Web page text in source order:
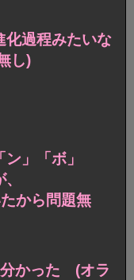
化過程みたいな
し)
」「ボ」
から問題無
分かった (オラ